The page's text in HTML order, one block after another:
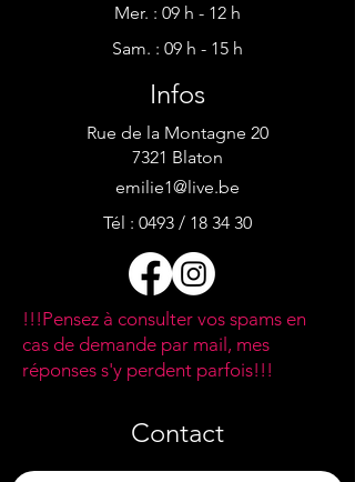
Mer. : 09 h - 12 h​​
Sam. : 09 h - 15 h
Infos
Rue de la Montagne 20
7321 Blaton
emilie1@live.be
Tél : 0493 / 18 34 30
!!!Pensez à consulter vos spams en
cas de demande par mail, mes
réponses s'y perdent parfois!!!
Contact